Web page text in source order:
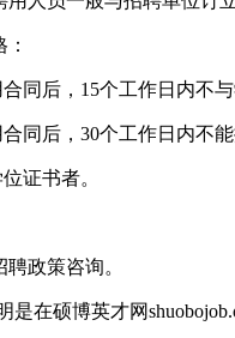
同后，15个工作日内不
同后，30个工作日内不
证书者。
政策咨询。
在硕博英才网